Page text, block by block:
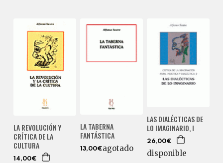
LA REVOLUCIÓN Y
CRÍTICA DE LA
CULTURA
14,00€
LA TABERNA
FANTÁSTICA
13,00€agotado
LAS DIALÉCTICAS DE
LO IMAGINARIO, I
26,00€
disponible